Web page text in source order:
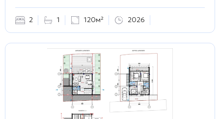
2 1 120м² 2026